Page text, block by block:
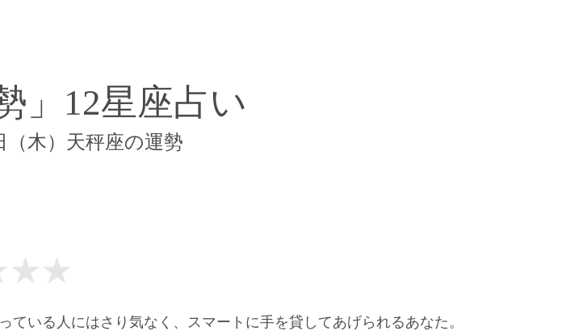
」12星座占い
（木）天秤座の運勢
ている人にはさり気なく、スマートに手を貸してあげられるあなた。